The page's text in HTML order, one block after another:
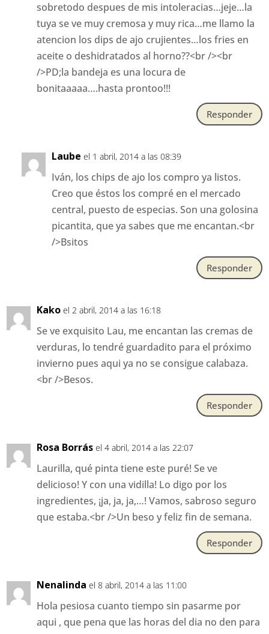
sobretodo despues de mis intoleracias…jeje…la
tuya se ve muy cremosa y muy rica…me llamo la
atencion los dips de ajo crujientes…los fries en
aceite o deshidratados al horno??<br /><br
/>PD;la bandeja es una locura de
bonitaaaaa….hasta prontoo!!!
Responder
Laube el 1 abril, 2014 a las 08:39
Iván, los chips de ajo los compro ya listos.
Creo que éstos los compré en el mercado
central, puesto de especias. Son una golosina
picantita, que ya sabes que me encantan.<br
/>Bsitos
Responder
Kako el 2 abril, 2014 a las 16:18
Se ve exquisito Lau, me encantan las cremas de
verduras, lo tendré guardadito para el próximo
invierno pues aqui ya no se consigue calabaza.
<br />Besos.
Responder
Rosa Borrás el 4 abril, 2014 a las 22:07
Laurilla, qué pinta tiene este puré! Se ve
delicioso! Y con una vidilla! Lo digo por los
ingredientes, ¡ja, ja, ja,…! Vamos, sabroso seguro
que estaba.<br />Un beso y feliz fin de semana.
Responder
Nenalinda el 8 abril, 2014 a las 11:00
Hola pesiosa cuanto tiempo sin pasarme por
aqui , que pena que las horas del dia no den para